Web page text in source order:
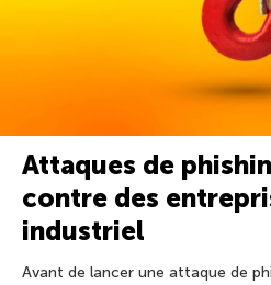
Attaques de
contre des
industriel
Avant de lancer une attaque de